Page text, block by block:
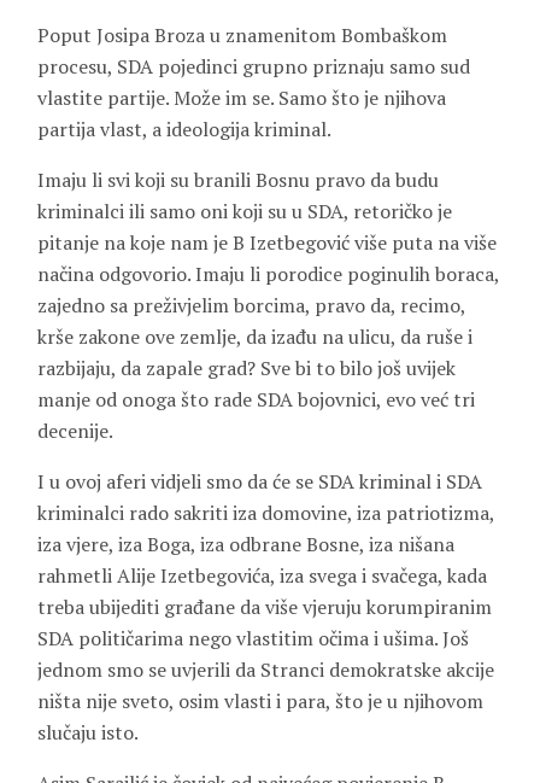
Poput Josipa Broza u znamenitom Bombaškom
procesu, SDA pojedinci grupno priznaju samo sud
vlastite partije. Može im se. Samo što je njihova
partija vlast, a ideologija kriminal.
Imaju li svi koji su branili Bosnu pravo da budu
kriminalci ili samo oni koji su u SDA, retoričko je
pitanje na koje nam je B Izetbegović više puta na više
načina odgovorio. Imaju li porodice poginulih boraca,
zajedno sa preživjelim borcima, pravo da, recimo,
krše zakone ove zemlje, da izađu na ulicu, da ruše i
razbijaju, da zapale grad? Sve bi to bilo još uvijek
manje od onoga što rade SDA bojovnici, evo već tri
decenije.
I u ovoj aferi vidjeli smo da će se SDA kriminal i SDA
kriminalci rado sakriti iza domovine, iza patriotizma,
iza vjere, iza Boga, iza odbrane Bosne, iza nišana
rahmetli Alije Izetbegovića, iza svega i svačega, kada
treba ubijediti građane da više vjeruju korumpiranim
SDA političarima nego vlastitim očima i ušima. Još
jednom smo se uvjerili da Stranci demokratske akcije
ništa nije sveto, osim vlasti i para, što je u njihovom
slučaju isto.